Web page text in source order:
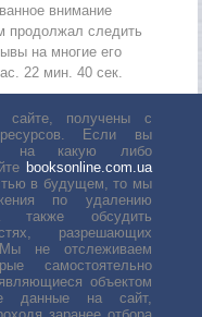
внимание
продолжал следить
на многие его
22 мин. 40 сек.
сайте, получены с
ресурсов. Если вы
на какую либо
booksonline.com.ua
в будущем, то мы
по удалению
также обсудить
разрешающих
Мы не отслеживаем
самостоятельно
объектом
данные на сайт,